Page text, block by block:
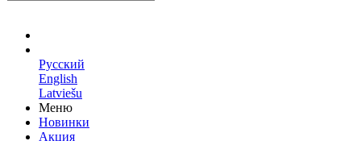
Русский
English
Latviešu
Меню
Новинки
Акция